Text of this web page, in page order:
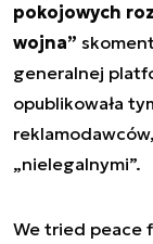
pokojowych
wojna”
generalnej
opublikowała
„nielegalnymi”.
We tried peace